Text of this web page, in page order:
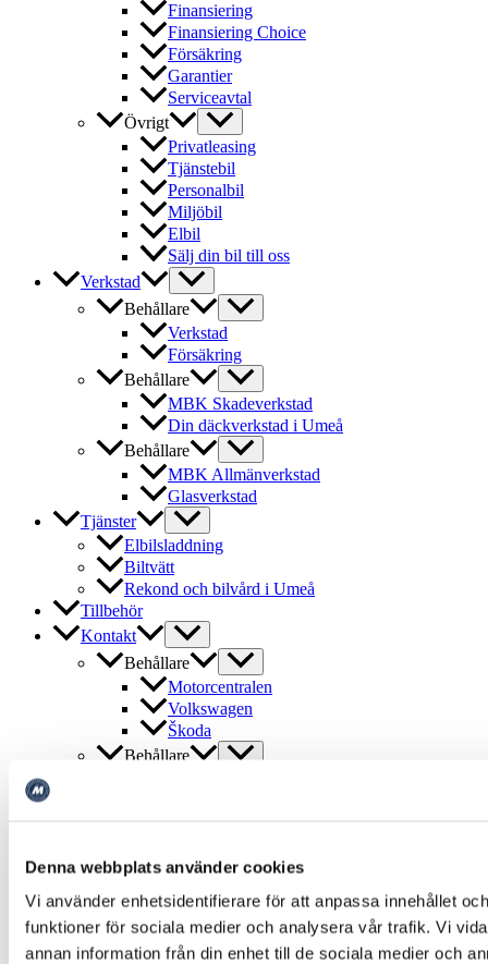
Denna webbplats använder cookies
Vi använder enhetsidentifierare för att anpassa innehållet
funktioner för sociala medier och analysera vår trafik. Vi
annan information från din enhet till de sociala medier och
Finansiering
Finansiering Choice
Försäkring
Garantier
Serviceavtal
Övrigt
Privatleasing
Tjänstebil
Personalbil
Miljöbil
Elbil
Sälj din bil till oss
Verkstad
Behållare
Verkstad
Försäkring
Behållare
MBK Skadeverkstad
Din däckverkstad i Umeå
Behållare
MBK Allmänverkstad
Glasverkstad
Tjänster
Elbilsladdning
Biltvätt
Rekond och bilvård i Umeå
Tillbehör
Kontakt
Behållare
Motorcentralen
Volkswagen
Škoda
Behållare
Skadeverkstad
Däck & Glas
Öppettider